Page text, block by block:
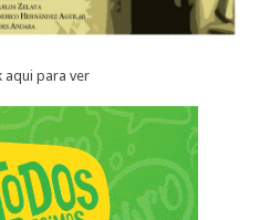
aqui para ver